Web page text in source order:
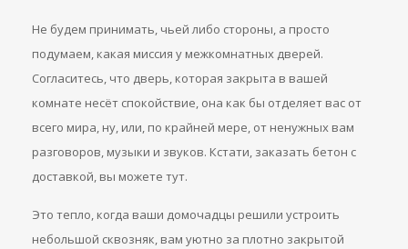
Не будем принимать, чьей либо стороны, а просто
подумаем, какая миссия у межкомнатных дверей.
Согласитесь, что дверь, которая закрыта в вашей
комнате несёт спокойствие, она как бы отделяет вас от
всего мира, ну, или, по крайней мере, от ненужных вам
разговоров, музыки и звуков. Кстати, заказать бетон с
доставкой, вы можете тут.
Это тепло, когда ваши домочадцы решили устроить
небольшой сквозняк, вам уютно за плотно закрытой